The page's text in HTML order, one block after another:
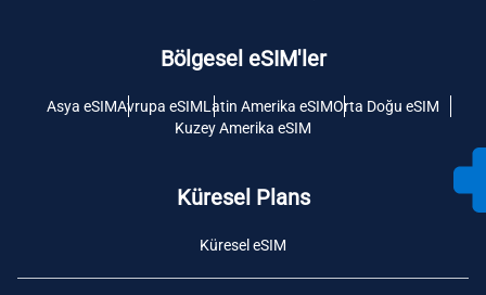
Bölgesel eSIM'ler
Asya eSIMAvrupa eSIMLatin Amerika eSIMOrta Doğu eSIM
Kuzey Amerika eSIM
Küresel Plans
Küresel eSIM